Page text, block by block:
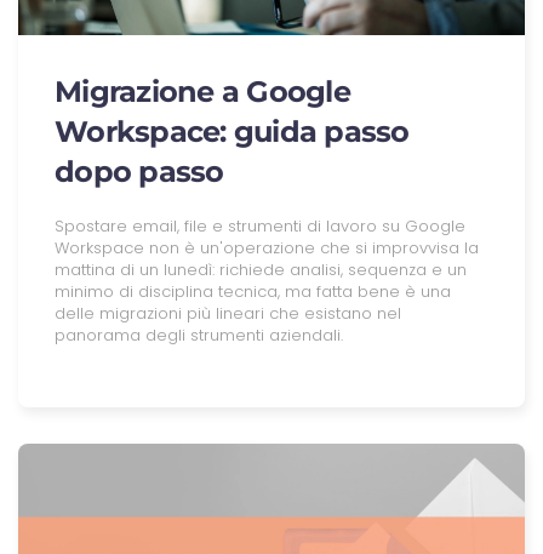
Migrazione a Google
Workspace: guida passo
dopo passo
Spostare email, file e strumenti di lavoro su Google
Workspace non è un'operazione che si improvvisa la
mattina di un lunedì: richiede analisi, sequenza e un
minimo di disciplina tecnica, ma fatta bene è una
delle migrazioni più lineari che esistano nel
panorama degli strumenti aziendali.